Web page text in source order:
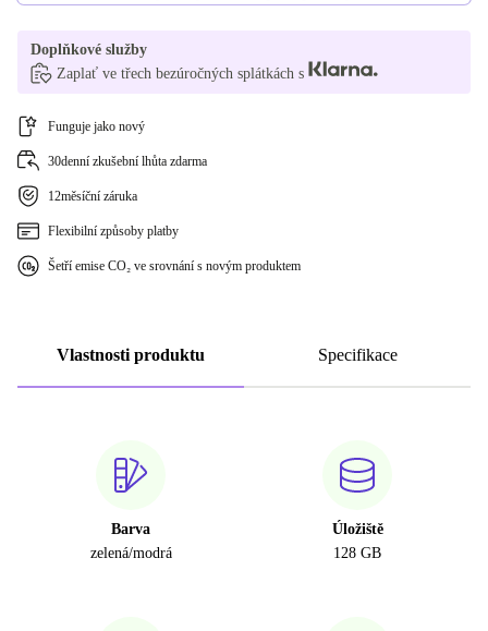
Doplňkové služby
Zaplať ve třech bezúročných splátkách s
Funguje jako nový
30denní zkušební lhůta zdarma
12měsíční záruka
Flexibilní způsoby platby
Šetří emise CO₂ ve srovnání s novým produktem
Vlastnosti produktu Specifikace
Barva
zelená/modrá
Úložiště
128 GB